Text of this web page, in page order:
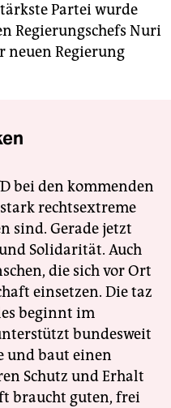
Partei wurde
Regierungschefs Nuri
Regierung
bei den kommenden
rechtsextreme
sind. Gerade jetzt
Solidarität. Auch
die sich vor Ort
einsetzen. Die taz
beginnt im
bundesweit
und baut einen
Schutz und Erhalt
braucht guten, frei